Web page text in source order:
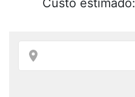
Custo estimado: